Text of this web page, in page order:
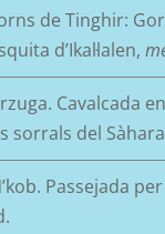
de Tinghir:
d’Ikal·lalen,
Cavalcada
sorrals del
Passejada